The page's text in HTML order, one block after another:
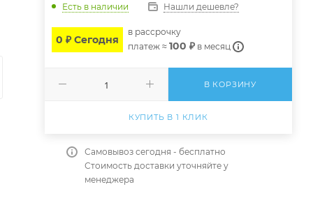
Есть в наличии Нашли дешевле?
0 ₽ Сегодня
в расcрочку
платеж ≈ 100 ₽в месяц
В КОРЗИНУ
КУПИТЬ В 1 КЛИК
Самовывоз сегодня - бесплатно
Стоимость доставки уточняйте у
менеджера